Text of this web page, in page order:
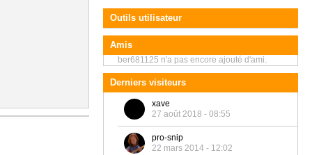
Outils utilisateur
Amis
ber681125 n'a pas encore ajouté d'ami.
Derniers visiteurs
xave
27 août 2018 - 08:55
pro-snip
22 mars 2014 - 12:02